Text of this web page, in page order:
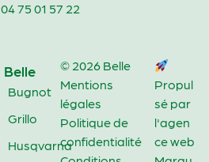
04 75 01 57 22
Belle
Bugnot
Grillo
Husqvarna
© 2026 Belle
Mentions
légales
Politique de
confidentialité
Propul
sé par
l'agen
ce web